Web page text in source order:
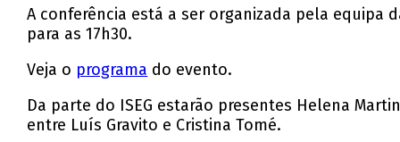
A conferência está a ser organizada pela equipa
para as 17h30.
Veja o programa do evento.
Da parte do ISEG estarão presentes Helena
entre Luís Gravito e Cristina Tomé.